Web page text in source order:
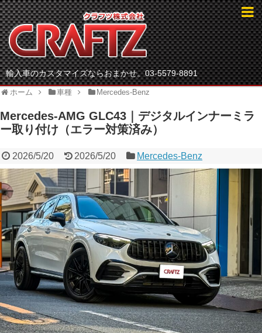
輸入車のカスタマイズならおまかせ。03-5579-8891
ホーム 車種 Mercedes-Benz
Mercedes-AMG GLC43｜デジタルインナーミラ
ー取り付け（エラー対策済み）
2026/5/20 2026/5/20 Mercedes-Benz